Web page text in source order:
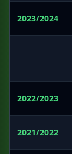
2023/2024
2022/2023
2021/2022